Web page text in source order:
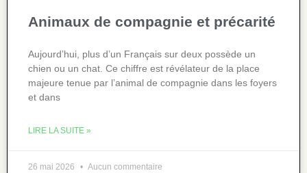
Animaux de compagnie et précarité
Aujourd’hui, plus d’un Français sur deux possède un
chien ou un chat. Ce chiffre est révélateur de la place
majeure tenue par l’animal de compagnie dans les foyers
et dans
LIRE LA SUITE »
26 mai 2026 Aucun commentaire